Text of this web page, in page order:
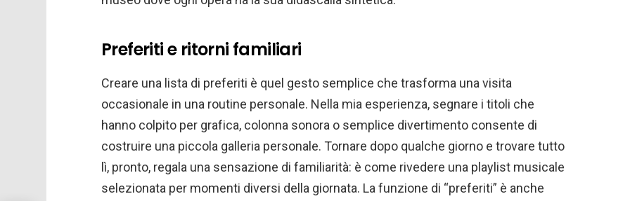
Preferiti e ritorni familiari
Creare una lista di preferiti è quel gesto semplice che trasforma una visita
occasionale in una routine personale. Nella mia esperienza, segnare i titoli che
hanno colpito per grafica, colonna sonora o semplice divertimento consente di
costruire una piccola galleria personale. Tornare dopo qualche giorno e trovare tutto
lì, pronto, regala una sensazione di familiarità: è come rivedere una playlist musicale
selezionata per momenti diversi della giornata. La funzione di “preferiti” è anche